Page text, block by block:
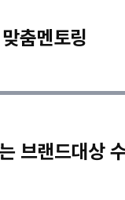
춤멘토링
브랜드대상